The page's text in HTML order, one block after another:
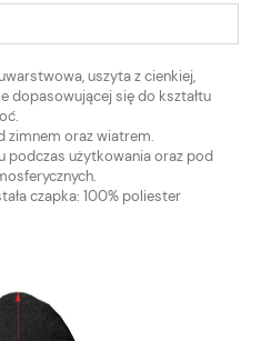
uszyta z cienkiej,
dopasowującej się do kształtu
zimnem oraz wiatrem.
podczas użytkowania oraz pod
czapka: 100% poliester